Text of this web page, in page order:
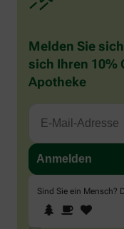
Melden Sie
sich Ihren 10%
Apotheke
Sind Sie ein Mensch?
Sind
Sie
1 2